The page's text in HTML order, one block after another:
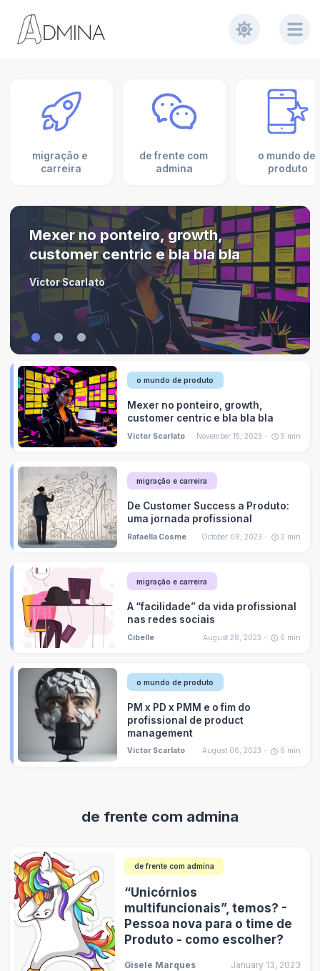
migração e
carreira
de frente com
admina
o mundo de
produto
Mexer no ponteiro, growth,
customer centric e bla bla bla
Victor Scarlato
o mundo de produto
Mexer no ponteiro, growth,
customer centric e bla bla bla
Victor Scarlato November 15, 2023 5 min
migração e carreira
De Customer Success a Produto:
uma jornada profissional
Rafaella Cosme October 08, 2023 2 min
migração e carreira
A “facilidade” da vida profissional
nas redes sociais
Cibelle August 28, 2023 6 min
o mundo de produto
PM x PD x PMM e o fim do
profissional de product
management
Victor Scarlato August 06, 2023 6 min
de frente com admina
de frente com admina
“Unicórnios
multifuncionais”, temos? -
Pessoa nova para o time de
Produto - como escolher?
Gisele Marques January 13, 2023